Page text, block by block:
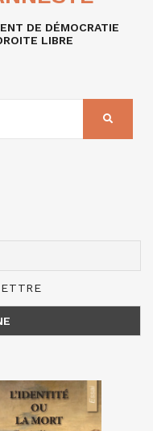
DE DÉMOCRATIE
LIBRE